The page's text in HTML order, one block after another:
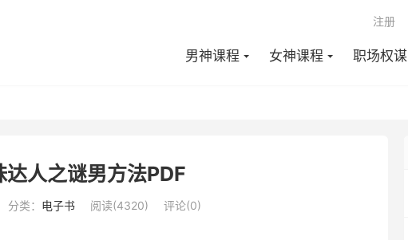
男神课程 女神课程 职场权谋
注册
达人之谜男方法PDF
分类： 电子书 阅读(4320) 评论(0)